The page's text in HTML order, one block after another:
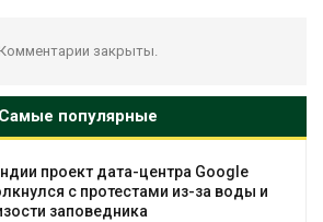
Комментарии закрыты.
Самые популярные
проект дата-центра Google
с протестами из-за воды и
заповедника